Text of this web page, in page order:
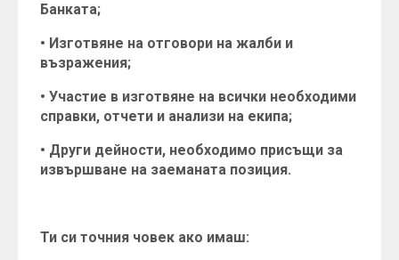
Банката;
• Изготвяне на отговори на жалби и
възражения;
• Участие в изготвяне на всички необходими
справки, отчети и анализи на екипа;
• Други дейности, необходимо присъщи за
извършване на заеманата позиция.
Ти си точния човек ако имаш: